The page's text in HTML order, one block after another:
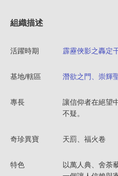
組織描述
活躍時期 霹靂俠影之轟定
基地/轄區 潛欲之門、崇輝
專長
讓信仰者在絕望
不疑。
奇珍異寶 天罰、福火卷
特色
以萬人典、舍荼